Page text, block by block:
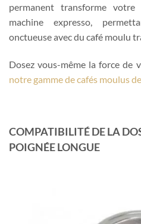
permanent transforme
machine expresso,
onctueuse avec du café moulu
Dosez vous-même la force de
notre gamme de cafés moulus
COMPATIBILITÉ DE LA
POIGNÉE LONGUE